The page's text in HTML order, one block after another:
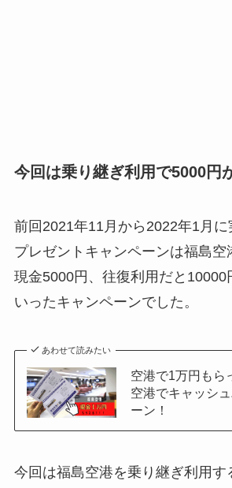
今回は乗り継ぎ利用で5000円
前回2021年11月から2022年1月
プレゼントキャンペーンは福島空
現金5000円、往復利用だと10000
いったキャンペーンでした。
あわせて読みたい
空港で1万円もら
空港でキャッシ
ーン！
今回は福島空港を乗り継ぎ利用す